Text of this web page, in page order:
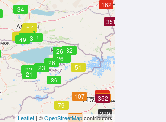
52
23
126
51
34
79
351
352
32
49
21
107
36
42
127
162
191
2293
26
26
57
22
26
26
57
5243
49
52
53
5250
45
24
Leaflet | ©OpenStreetMapcontributors